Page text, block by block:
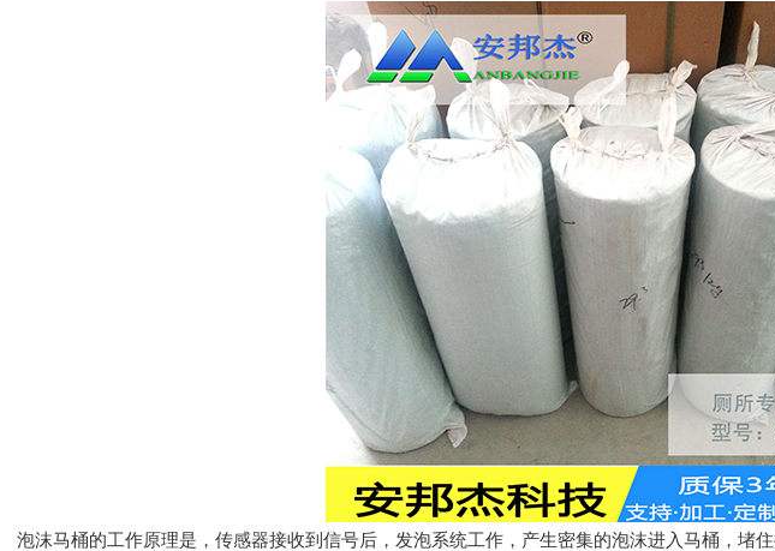
泡沫马桶的工作原理是，传感器接收到信号后，发泡系统工作，产生密集的泡沫进入马桶，堵